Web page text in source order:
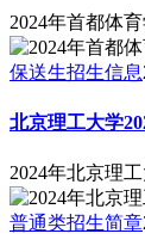
2024年首都体
保送生招生信息
北京理工大学
2024年北京理
普通类招生简章